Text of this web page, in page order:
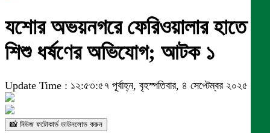
যশোর অভয়নগরে ফেরিওয়ালার হাতে
শিশু ধর্ষণের অভিযোগ; আটক ১
Update Time : ১২:৫৩:৫৭ পূর্বাহ্ন, বৃহস্পতিবার, ৪ সেপ্টেম্বর ২০২৫
📸 নিউজ ফটোকার্ড ডাউনলোড করুন